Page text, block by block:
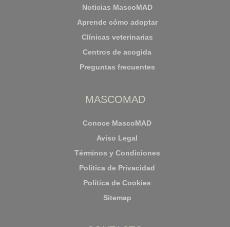
Noticias MascoMAD
Aprende cómo adoptar
Clínicas veterinarias
Centros de acogida
Preguntas frecuentes
MASCOMAD
Conoce MascoMAD
Aviso Legal
Términos y Condiciones
Política de Privacidad
Política de Cookies
Sitemap